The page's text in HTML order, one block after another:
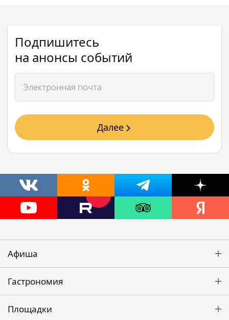
Подпишитесь
на анонсы событий
Далее
Афиша
Гастрономия
Площадки